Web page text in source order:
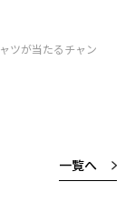
ツが当たるチャン
一覧へ